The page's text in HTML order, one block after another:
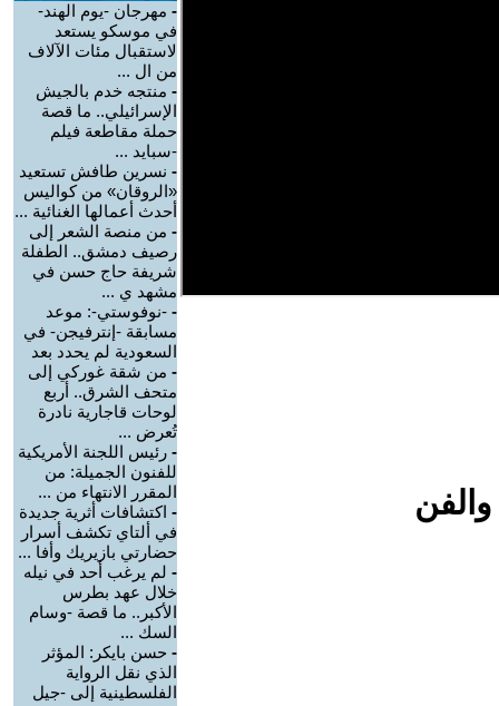
- مهرجان -يوم الهند-
في موسكو يستعد
لاستقبال مئات الآلاف
من ال ...
- منتجه خدم بالجيش
الإسرائيلي.. ما قصة
حملة مقاطعة فيلم
-سبايد ...
- نسرين طافش تستعيد
«الروقان» من كواليس
أحدث أعمالها الغنائية ...
- من منصة الشعر إلى
رصيف دمشق.. الطفلة
شريفة حاج حسن في
مشهد ي ...
- -نوفوستي-: موعد
مسابقة -إنترفيجن- في
السعودية لم يحدد بعد
- من شقة غوركي إلى
متحف الشرق.. أربع
لوحات قاجارية نادرة
تُعرض ...
- رئيس اللجنة الأمريكية
للفنون الجميلة: من
المقرر الانتهاء من ...
- اكتشافات أثرية جديدة
في ألتاي تكشف أسرار
حضارتي بازيريك وأفا ...
- لم يرغب أحد في نيله
خلال عهد بطرس
الأكبر.. ما قصة -وسام
السك ...
- حسن بايكر: المؤثر
الذي نقل الرواية
الفلسطينية إلى -جيل